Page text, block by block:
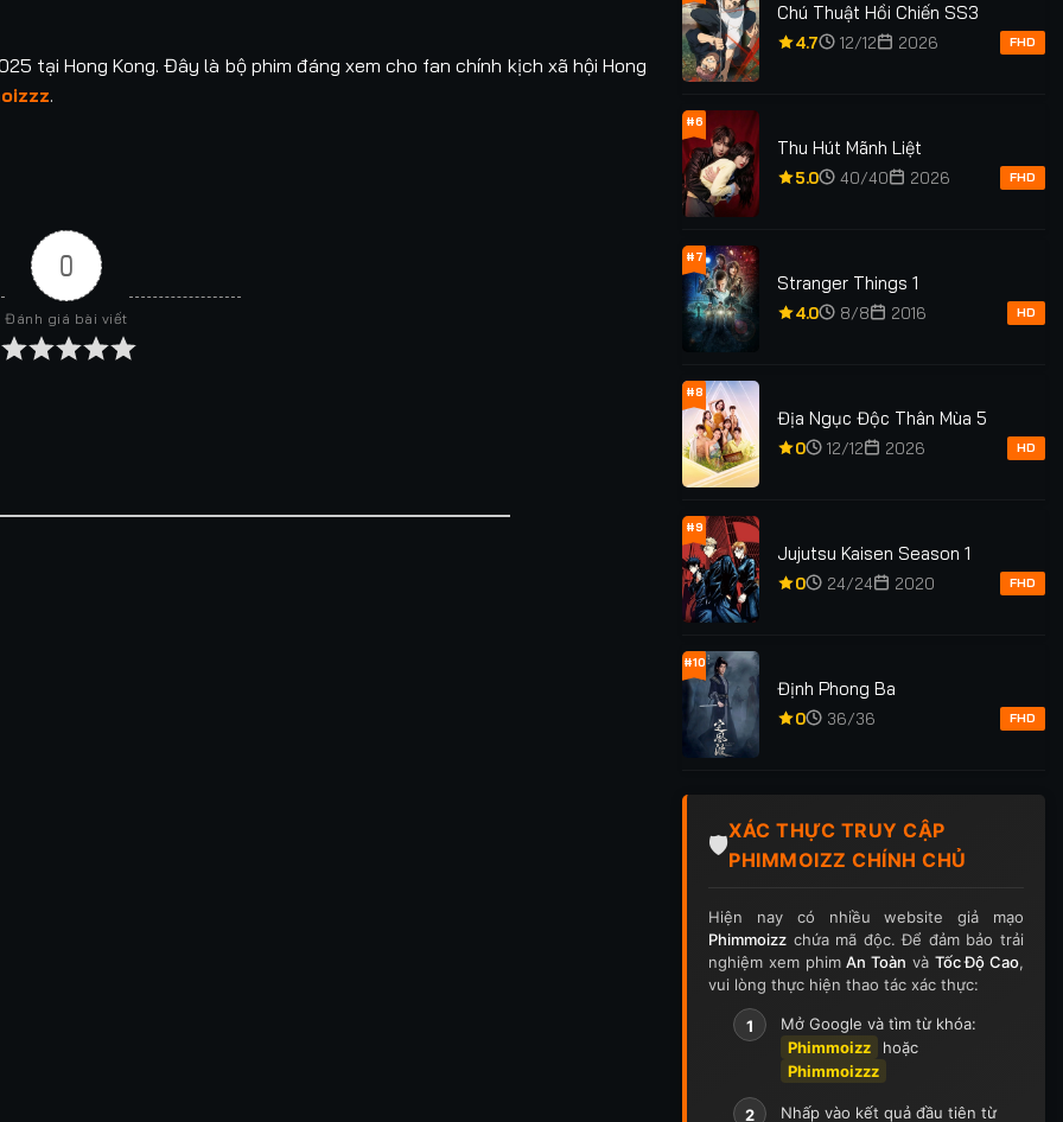
tại Hong Kong. Đây là bộ phim đáng xem cho fan chính kịch xã hội Hong
.
0
Đánh giá bài viết
Lượt xem: 234
HÀNG XÓM CỦA TÔI
KHÔNG CHỊU LỚN
TRỤC NGỌC
Chú Thuật Hồi Chiến SS3
4.7 12/12 2026 FHD
#6
Thu Hút Mãnh Liệt
5.0 40/40 2026 FHD
#7
Stranger Things 1
4.0 8/8 2016 HD
#8
Địa Ngục Độc Thân Mùa 5
0 12/12 2026 HD
#9
Jujutsu Kaisen Season 1
0 24/24 2020 FHD
#10
Định Phong Ba
0 36/36 FHD
🛡️
XÁC THỰC TRUY CẬP
PHIMMOIZZ CHÍNH CHỦ
Hiện nay có nhiều website giả mạo
Phimmoizz chứa mã độc. Để đảm bảo trải
nghiệm xem phimAn Toàn và Tốc Độ Cao,
vui lòng thực hiện thao tác xác thực:
1
Mở Google và tìm từ khóa:
Phimmoizz
hoặc
Phimmoizzz
2
Nhấp vào kết quả đầu tiên từ